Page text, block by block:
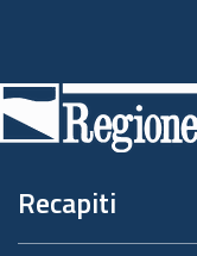
di
pagina
Recapiti